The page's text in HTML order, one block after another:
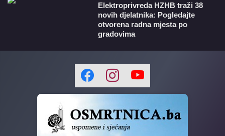
​Elektroprivreda HZHB traži 38
novih djelatnika: Pogledajte
otvorena radna mjesta po
gradovima